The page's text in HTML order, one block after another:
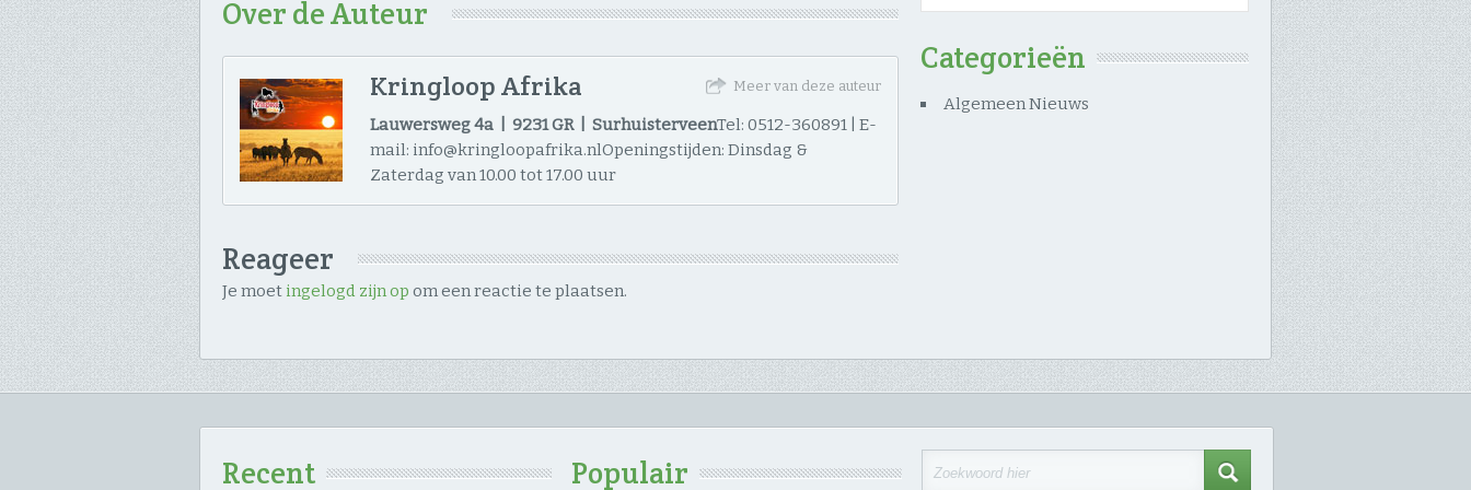
Over de Auteur
Kringloop Afrika Meer van deze auteur
Lauwersweg 4a | 9231 GR | SurhuisterveenTel: 0512-360891 | E-
mail: info@kringloopafrika.nlOpeningstijden: Dinsdag &
Zaterdag van 10.00 tot 17.00 uur
Reageer
Je moet ingelogd zijn op om een reactie te plaatsen.
Categorieën
Algemeen Nieuws
Recent Populair